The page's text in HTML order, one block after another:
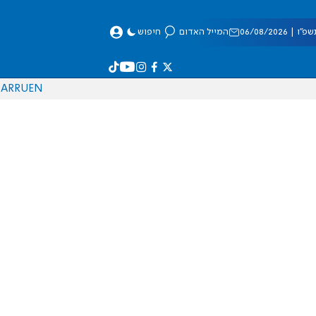
08/2026 המייל האדום חיפוש
EN
RU
AR